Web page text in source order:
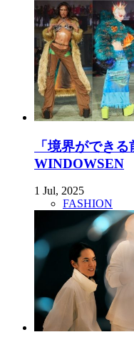
「境界ができ
WINDOWSEN
1 Jul, 2025
FASHION